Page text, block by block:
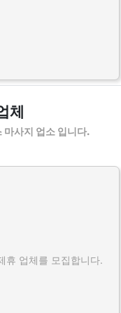
체
마사지 업소 입니다.
휴 업체를 모집합니다.